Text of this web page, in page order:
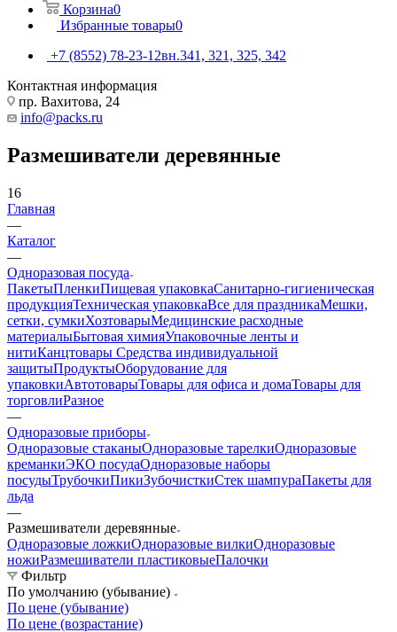
Корзина0
Избранные товары0
+7 (8552) 78-23-12вн.341, 321, 325, 342
Контактная информация
пр. Вахитова, 24
info@packs.ru
Размешиватели деревянные
16
Главная
—
Каталог
—
Одноразовая посуда
ПакетыПленкиПищевая упаковкаСанитарно-гигиеническая
продукцияТехническая упаковкаВсе для праздникаМешки,
сетки, сумкиХозтоварыМедицинские расходные
материалыБытовая химияУпаковочные ленты и
нитиКанцтовары Средства индивидуальной
защитыПродуктыОборудование для
упаковкиАвтотоварыТовары для офиса и домаТовары для
торговлиРазное
—
Одноразовые приборы
Одноразовые стаканыОдноразовые тарелкиОдноразовые
креманкиЭКО посудаОдноразовые наборы
посудыТрубочкиПикиЗубочисткиСтек шампураПакеты для
льда
—
Размешиватели деревянные
Одноразовые ложкиОдноразовые вилкиОдноразовые
ножиРазмешиватели пластиковыеПалочки
Фильтр
По умолчанию (убывание)
По цене (убывание)
По цене (возрастание)